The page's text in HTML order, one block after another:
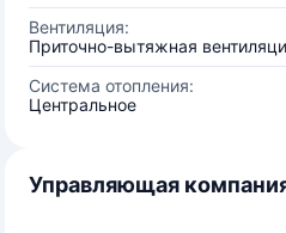
Вентиляция:
Приточно-вытяжная
Система отопления:
Центральное
Управляющая